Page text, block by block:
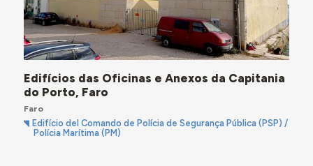
Edifícios das Oficinas e Anexos da Capitania
do Porto, Faro
Faro
Edifício del Comando de Polícia de Segurança Pública (PSP) /
Polícia Marítima (PM)